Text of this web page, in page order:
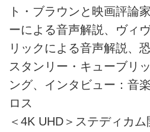
ト・ブラウンと映画評論
ーによる音声解説、ヴィ
リックによる音声解説、
スタンリー・キューブリ
ング、インタビュー：音
ロス
＜4K UHD＞ステディカム